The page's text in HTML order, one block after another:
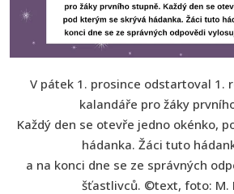
V pátek 1. prosince odstartoval 1.
kalandáře pro žáky
Každý den se otevře jedno okénko,
hádanka. Žáci tuto
a na konci dne se ze správných
šťastlivců. ©text, foto: M.